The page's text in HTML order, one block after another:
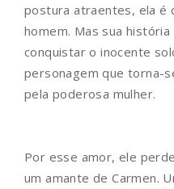
postura atraentes, ela é
homem. Mas sua
conquistar o inocente
personagem que torna-
pela poderosa mulher.
Por esse amor, ele
um amante de Carmen.